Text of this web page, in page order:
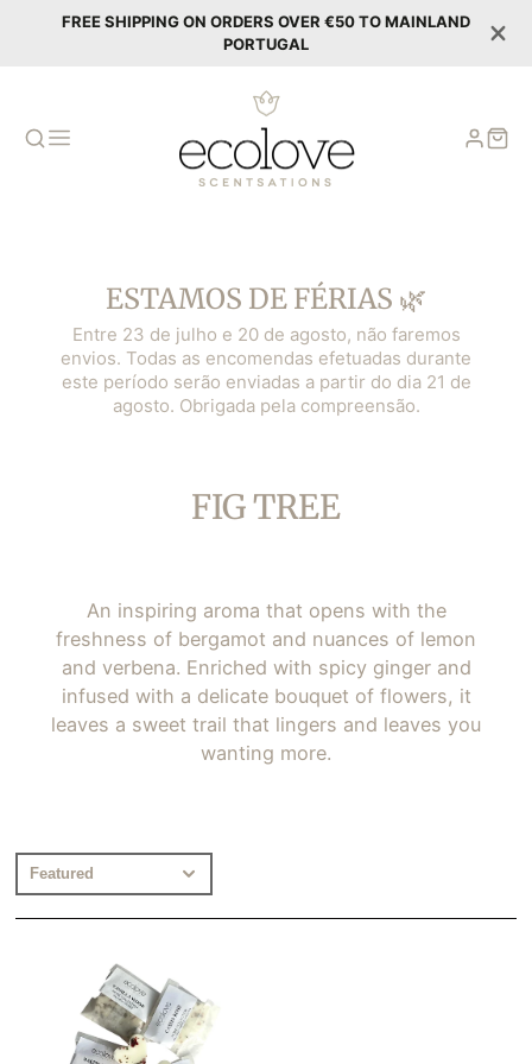
FREE SHIPPING ON ORDERS OVER €50 TO MAINLAND
PORTUGAL
ESTAMOS DE FÉRIAS 🌿
Entre 23 de julho e 20 de agosto, não faremos
envios. Todas as encomendas efetuadas durante
este período serão enviadas a partir do dia 21 de
agosto. Obrigada pela compreensão.
COLLECTION:
FIG TREE
An inspiring aroma that opens with the
freshness of bergamot and nuances of lemon
and verbena. Enriched with spicy ginger and
infused with a delicate bouquet of flowers, it
leaves a sweet trail that lingers and leaves you
wanting more.